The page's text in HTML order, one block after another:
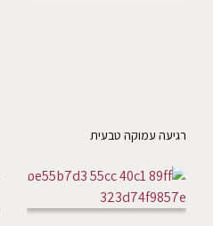
רגיעה עמוקה טבעית